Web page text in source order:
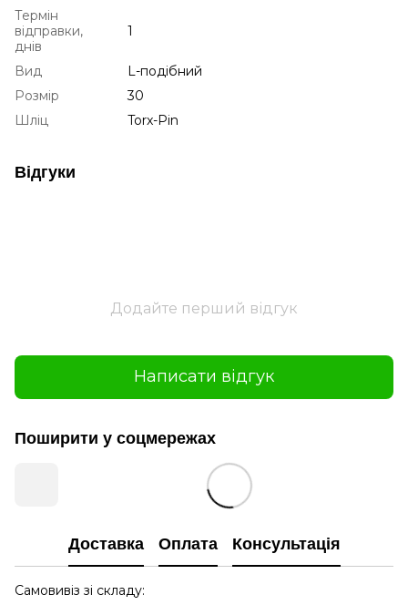
Термін
відправки,
днів
1
Вид
L-подібний
Розмір
30
Шліц
Torx-Pin
Відгуки
Додайте перший відгук
Написати відгук
Поширити у соцмережах
Доставка Оплата Консультація
Самовивіз зі складу: